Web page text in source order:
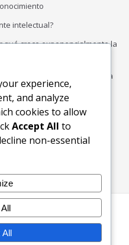
intelectual?
qué crece exponencialmente la
crearon para los canales. La
Temáticos
experience,
and analyze
cookies to allow
Accept All to
non-essential
All